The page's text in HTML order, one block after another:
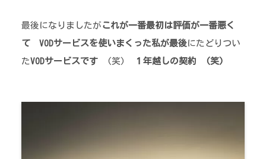
最後になりましたが これが一番最初は評価が一番悪く
て
VODサービスを使いまくった私が最後にたどりつい
たVODサービスです (笑) １年越しの契約 (笑)